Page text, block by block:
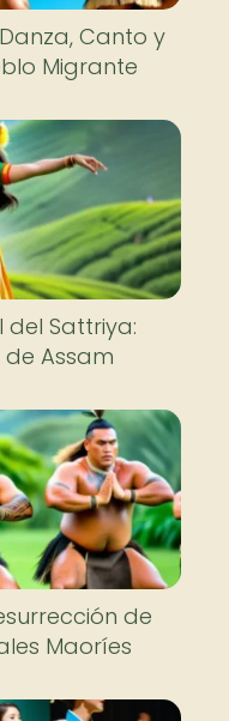
Canto y
Migrante
del Sattriya:
Assam
de
Maoríes